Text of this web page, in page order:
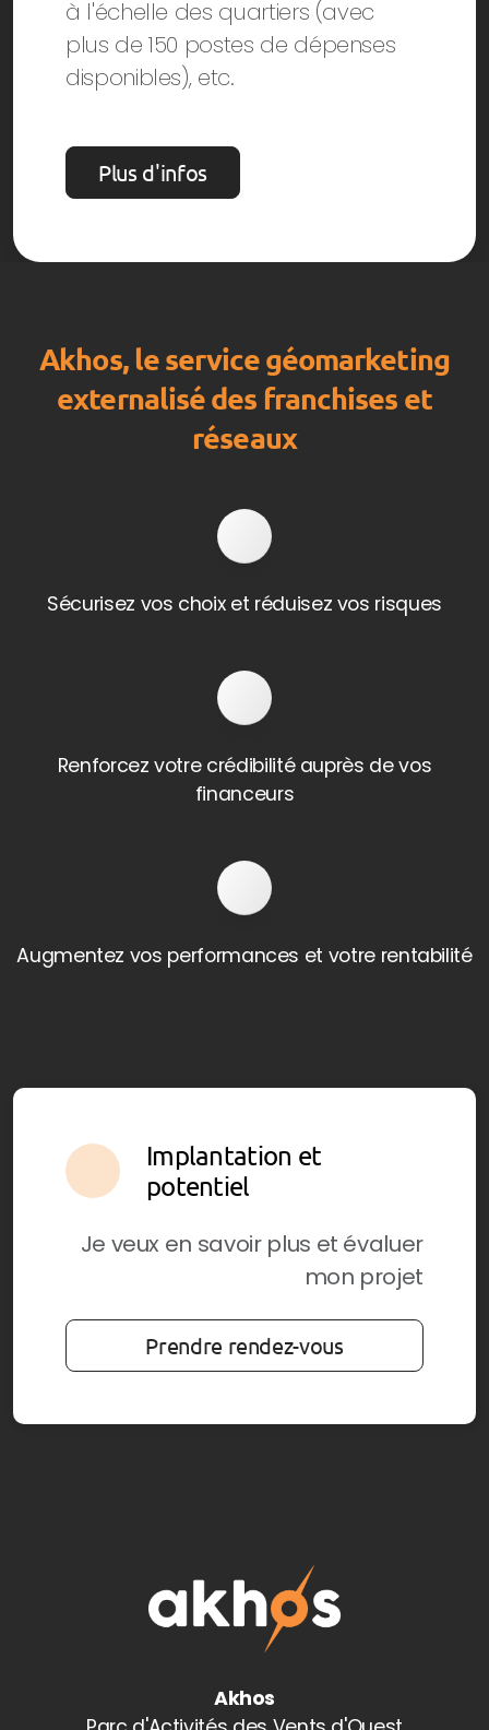
à l'échelle des quartiers (avec
plus de 150 postes de dépenses
disponibles), etc.
Plus d'infos
Akhos, le service géomarketing
externalisé des franchises et
réseaux
Sécurisez vos choix et réduisez vos risques
Renforcez votre crédibilité auprès de vos
financeurs
Augmentez vos performances et votre rentabilité
Implantation et
potentiel
Je veux en savoir plus et évaluer
mon projet
Prendre rendez-vous
Akhos